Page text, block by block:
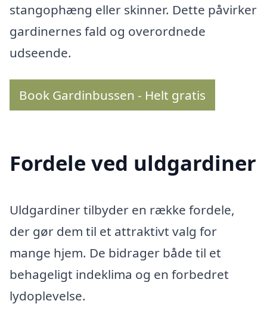
stangophæng eller skinner. Dette påvirker
gardinernes fald og overordnede
udseende.
Book Gardinbussen - Helt gratis
Fordele ved uldgardiner
Uldgardiner tilbyder en række fordele,
der gør dem til et attraktivt valg for
mange hjem. De bidrager både til et
behageligt indeklima og en forbedret
lydoplevelse.